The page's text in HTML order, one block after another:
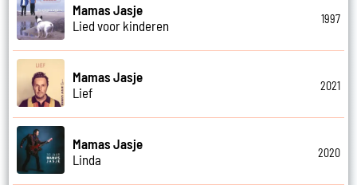
Mamas Jasje
Lied voor kinderen
1997
Mamas Jasje
Lief
2021
Mamas Jasje
Linda
2020